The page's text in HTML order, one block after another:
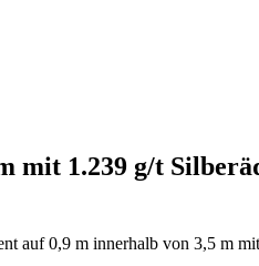
mit 1.239 g/t
auf 0,9 m innerhalb von 3,5 m